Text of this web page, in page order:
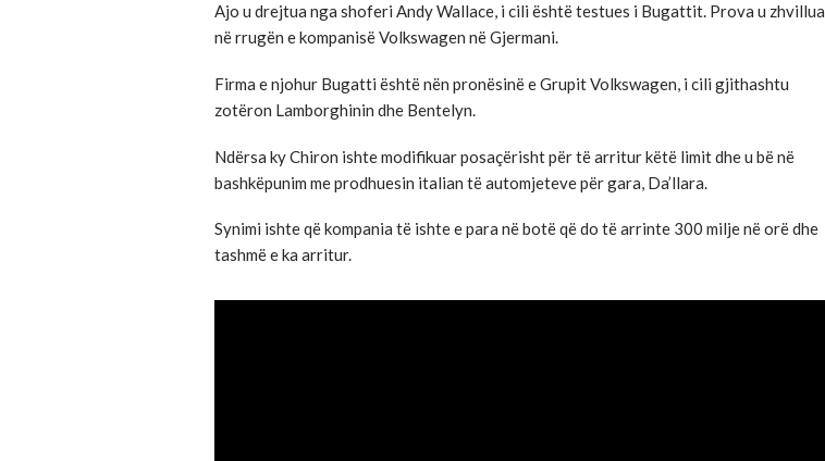
Ajo u drejtua nga shoferi Andy Wallace, i cili është testues i Bugattit. Prova u zhvillua
në rrugën e kompanisë Volkswagen në Gjermani.
Firma e njohur Bugatti është nën pronësinë e Grupit Volkswagen, i cili gjithashtu
zotëron Lamborghinin dhe Bentelyn.
Ndërsa ky Chiron ishte modifikuar posaçërisht për të arritur këtë limit dhe u bë në
bashkëpunim me prodhuesin italian të automjeteve për gara, Da’llara.
Synimi ishte që kompania të ishte e para në botë që do të arrinte 300 milje në orë dhe
tashmë e ka arritur.